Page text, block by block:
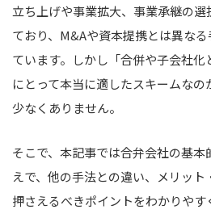
立ち上げや事業拡大、事業承継の
ており、M&Aや資本提携とは異な
ています。しかし「合併や子会社
にとって本当に適したスキームな
少なくありません。
そこで、本記事では合弁会社の基本
えで、他の手法との違い、メリッ
押さえるべきポイントをわかりやす